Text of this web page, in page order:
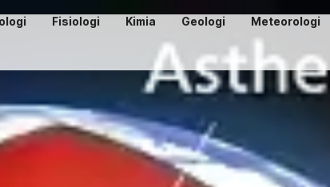
Fisiologi Kimia Geologi Meteorologi